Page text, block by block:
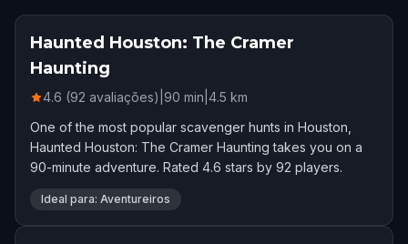
Haunted Houston: The Cramer
Haunting
4.6 (92 avaliações) 90 min 4.5 km
One of the most popular scavenger hunts in Houston,
Haunted Houston: The Cramer Haunting takes you on a
90-minute adventure. Rated 4.6 stars by 92 players.
Ideal para: Aventureiros